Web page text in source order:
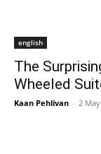
english
The
Wheeled
Kaan Pehlivan - 2